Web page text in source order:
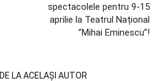
spectacolele pentru 9-15
aprilie la Teatrul Național
”Mihai Eminescu”!
DE LA ACELAȘI AUTOR